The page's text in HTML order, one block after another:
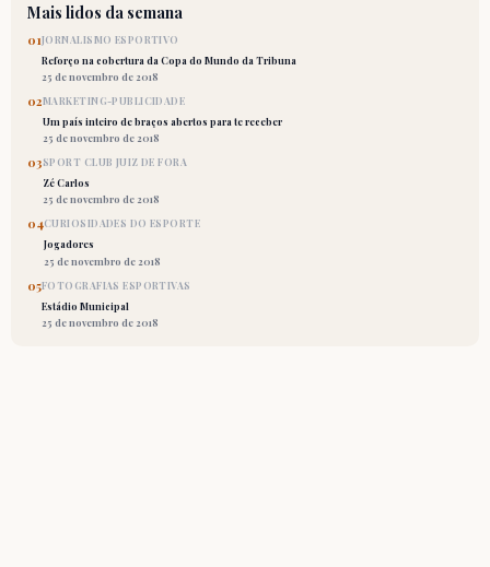
Mais lidos da semana
01JORNALISMO ESPORTIVO
Reforço na cobertura da Copa do Mundo da Tribuna
25 de novembro de 2018
02MARKETING-PUBLICIDADE
Um país inteiro de braços abertos para te receber
25 de novembro de 2018
03SPORT CLUB JUIZ DE FORA
Zé Carlos
25 de novembro de 2018
04CURIOSIDADES DO ESPORTE
Jogadores
25 de novembro de 2018
05FOTOGRAFIAS ESPORTIVAS
Estádio Municipal
25 de novembro de 2018